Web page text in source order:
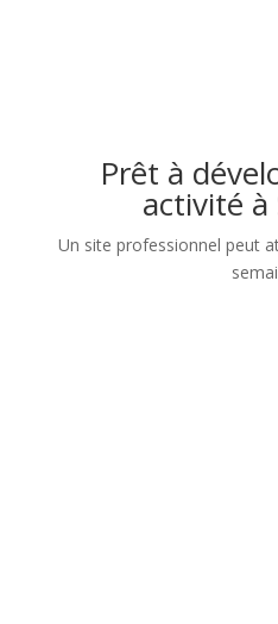
Prêt à
activité à
Un site professionnel peut